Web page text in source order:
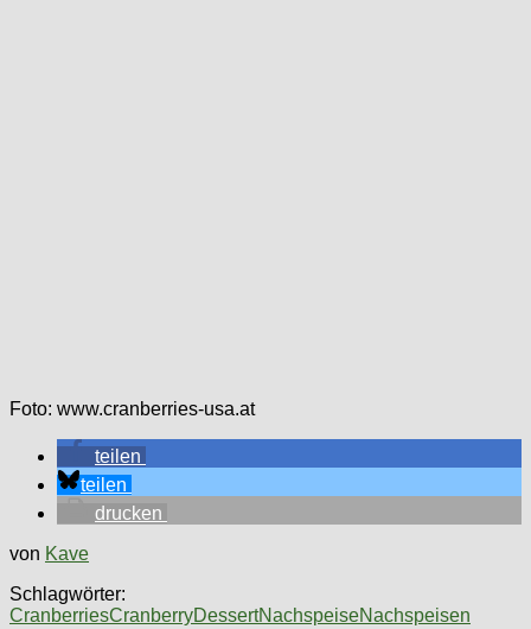
Foto: www.cranberries-usa.at
teilen
teilen
drucken
von Kave
Schlagwörter:
CranberriesCranberryDessertNachspeiseNachspeisen